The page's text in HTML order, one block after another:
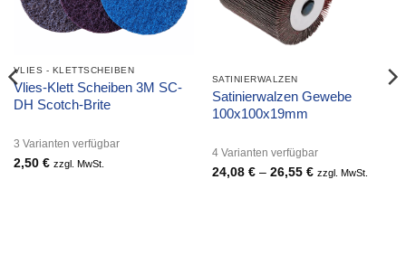
VLIES - KLETTSCHEIBEN
Vlies-Klett Scheiben 3M SC-
DH Scotch-Brite
3 Varianten verfügbar
2,50 € zzgl. MwSt.
SATINIERWALZEN
Satinierwalzen Gewebe
100x100x19mm
4 Varianten verfügbar
24,08 € – 26,55 €Preisspanne:
zzgl. MwSt.